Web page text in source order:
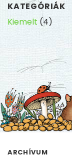
KATEGÓRIÁK
Kiemelt (4)
ARCHÍVUM